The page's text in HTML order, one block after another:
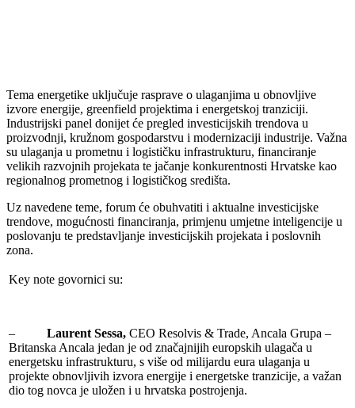
Tema energetike uključuje rasprave o ulaganjima u obnovljive
izvore energije, greenfield projektima i energetskoj tranziciji.
Industrijski panel donijet će pregled investicijskih trendova u
proizvodnji, kružnom gospodarstvu i modernizaciji industrije. Važna
su ulaganja u prometnu i logističku infrastrukturu, financiranje
velikih razvojnih projekata te jačanje konkurentnosti Hrvatske kao
regionalnog prometnog i logističkog središta.
Uz navedene teme, forum će obuhvatiti i aktualne investicijske
trendove, mogućnosti financiranja, primjenu umjetne inteligencije u
poslovanju te predstavljanje investicijskih projekata i poslovnih
zona.
Key note govornici su:
– Laurent Sessa, CEO Resolvis & Trade, Ancala Grupa –
Britanska Ancala jedan je od značajnijih europskih ulagača u
energetsku infrastrukturu, s više od milijardu eura ulaganja u
projekte obnovljivih izvora energije i energetske tranzicije, a važan
dio tog novca je uložen i u hrvatska postrojenja.